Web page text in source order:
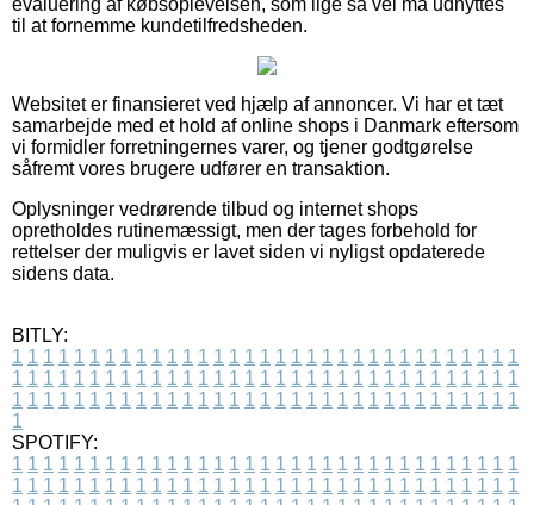
til at fornemme kundetilfredsheden.
Websitet er finansieret ved hjælp af annoncer. Vi har et tæt
samarbejde med et hold af online shops i Danmark eftersom
vi formidler forretningernes varer, og tjener godtgørelse
såfremt vores brugere udfører en transaktion.
Oplysninger vedrørende tilbud og internet shops
opretholdes rutinemæssigt, men der tages forbehold for
rettelser der muligvis er lavet siden vi nyligst opdaterede
sidens data.
BITLY:
1 1 1 1 1 1 1 1 1 1 1 1 1 1 1 1 1 1 1 1 1 1 1 1 1 1 1 1 1 1 1 1 1
1 1 1 1 1 1 1 1 1 1 1 1 1 1 1 1 1 1 1 1 1 1 1 1 1 1 1 1 1 1 1 1 1
1 1 1 1 1 1 1 1 1 1 1 1 1 1 1 1 1 1 1 1 1 1 1 1 1 1 1 1 1 1 1 1 1
1
SPOTIFY:
1 1 1 1 1 1 1 1 1 1 1 1 1 1 1 1 1 1 1 1 1 1 1 1 1 1 1 1 1 1 1 1 1
1 1 1 1 1 1 1 1 1 1 1 1 1 1 1 1 1 1 1 1 1 1 1 1 1 1 1 1 1 1 1 1 1